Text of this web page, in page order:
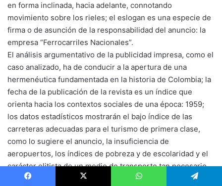
en forma inclinada, hacia adelante, connotando
movimiento sobre los rieles; el eslogan es una especie de
firma o de asunción de la responsabilidad del anuncio: la
empresa “Ferrocarriles Nacionales”.
El análisis argumentativo de la publicidad impresa, como el
caso analizado, ha de conducir a la apertura de una
hermenéutica fundamentada en la historia de Colombia; la
fecha de la publicación de la revista es un índice que
orienta hacia los contextos sociales de una época: 1959;
los datos estadísticos mostrarán el bajo índice de las
carreteras adecuadas para el turismo de primera clase,
como lo sugiere el anuncio, la insuficiencia de
aeropuertos, los índices de pobreza y de escolaridad y el
carácter elitista de un medio de transporte tan necesario
como el tren; el lector crítico descubrirá también que